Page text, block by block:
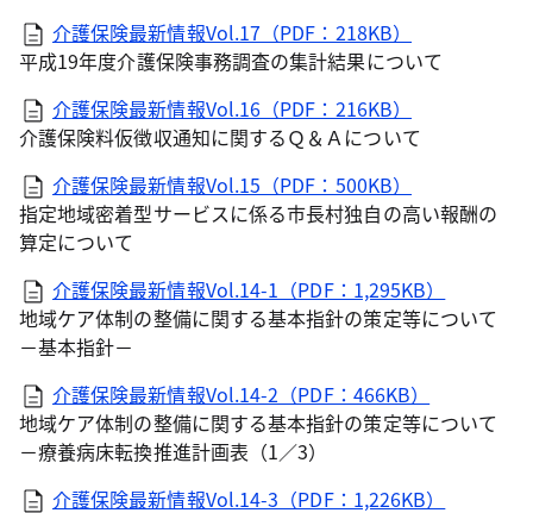
介護保険最新情報Vol.17（PDF：218KB）
平成19年度介護保険事務調査の集計結果について
介護保険最新情報Vol.16（PDF：216KB）
介護保険料仮徴収通知に関するＱ＆Ａについて
介護保険最新情報Vol.15（PDF：500KB）
指定地域密着型サービスに係る市長村独自の高い報酬の
算定について
介護保険最新情報Vol.14-1（PDF：1,295KB）
地域ケア体制の整備に関する基本指針の策定等について
－基本指針－
介護保険最新情報Vol.14-2（PDF：466KB）
地域ケア体制の整備に関する基本指針の策定等について
－療養病床転換推進計画表（1／3）
介護保険最新情報Vol.14-3（PDF：1,226KB）